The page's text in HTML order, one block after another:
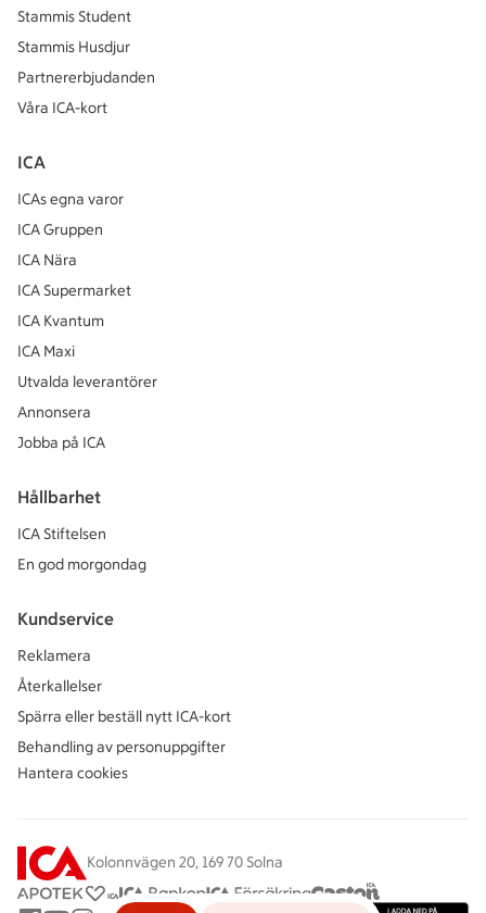
Stammis Student
Stammis Husdjur
Partnererbjudanden
Våra ICA-kort
ICA
ICAs egna varor
ICA Gruppen
ICA Nära
ICA Supermarket
ICA Kvantum
ICA Maxi
Utvalda leverantörer
Annonsera
Jobba på ICA
Hållbarhet
ICA Stiftelsen
En god morgondag
Kundservice
Reklamera
Återkallelser
Spärra eller beställ nytt ICA-kort
Behandling av personuppgifter
Hantera cookies
Kolonnvägen 20, 169 70 Solna